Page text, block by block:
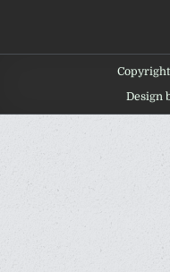
Copyright
Design